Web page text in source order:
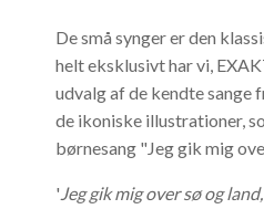
De små synger er den
helt eksklusivt har vi,
udvalg af de kendte sange
de ikoniske illustrationer,
børnesang "Jeg gik mig
'Jeg gik mig over sø og